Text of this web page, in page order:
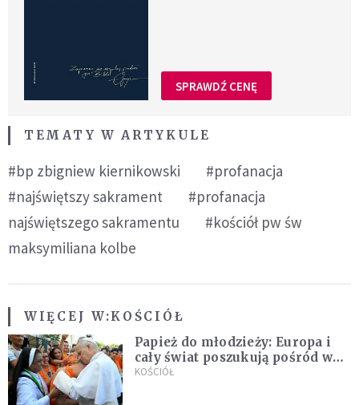
SPRAWDŹ CENĘ
TEMATY W ARTYKULE
#bp zbigniew kiernikowski
#profanacja
#najświętszy sakrament
#profanacja
najświętszego sakramentu
#kościół pw św
maksymiliana kolbe
WIĘCEJ W:KOŚCIÓŁ
Papież do młodzieży: Europa i
cały świat poszukują pośród was
nowych świętych
KOŚCIÓŁ